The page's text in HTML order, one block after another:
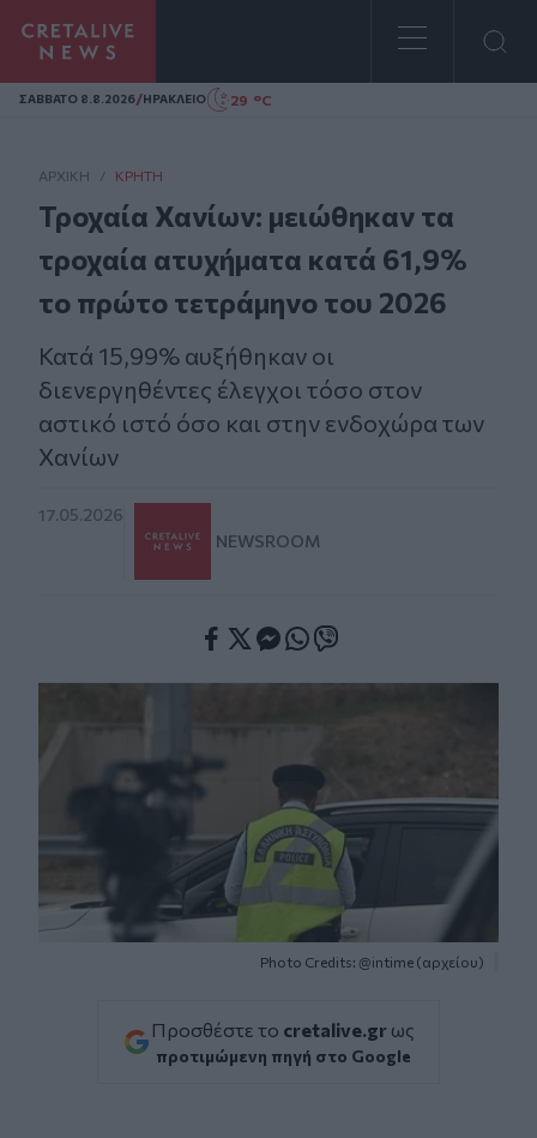
Homepage
ΣAΒΒΑΤΟ 8.8.2026/ΗΡΑΚΛΕΙΟ 29 °C
ΑΡΧΙΚΗ / ΚΡΉΤΗ
Τροχαία Χανίων: μειώθηκαν τα
τροχαία ατυχήματα κατά 61,9%
το πρώτο τετράμηνο του 2026
Κατά 15,99% αυξήθηκαν οι
διενεργηθέντες έλεγχοι τόσο στον
αστικό ιστό όσο και στην ενδοχώρα των
Χανίων
17.05.2026
NEWSROOM
Photo Credits: @intime (αρχείου)
Προσθέστε το cretalive.gr ως
προτιμώμενη πηγή στο Google